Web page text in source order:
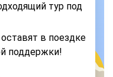
тур под
в поездке
поддержки!